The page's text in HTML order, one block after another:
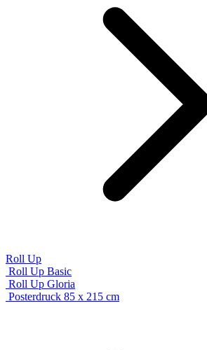
Roll Up
Roll Up Basic
Roll Up Gloria
Posterdruck 85 x 215 cm